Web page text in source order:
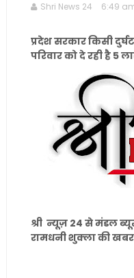
Shri News 24 6:49
प्रदेश सरकार किसी
परिवार को दे रही है
श्री न्यूज़ 24 से मंडल
रामधनी शुक्ला की